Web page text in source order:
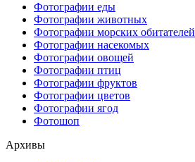
Фотографии еды
Фотографии животных
Фотографии морских обитателей
Фотографии насекомых
Фотографии овощей
Фотографии птиц
Фотографии фруктов
Фотографии цветов
Фотографии ягод
Фотошоп
Архивы